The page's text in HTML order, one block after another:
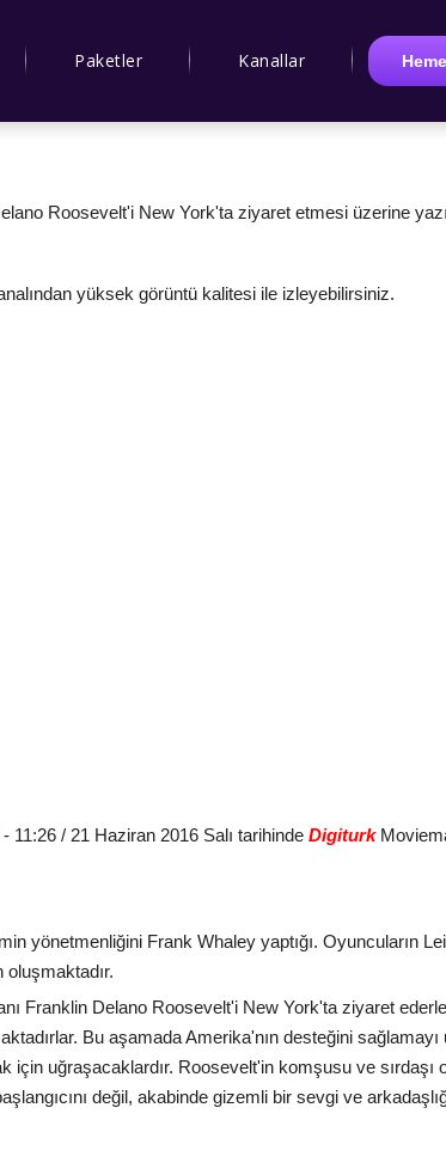
Paketler Kanallar
Roosevelt'i New York'ta ziyaret etmesi üzerine
yüksek görüntü kalitesi ile izleyebilirsiniz.
11:26 / 21 Haziran 2016 Salı tarihinde Digiturk
yönetmenliğini Frank Whaley yaptığı. Oyuncuların
Franklin Delano Roosevelt'i New York'ta ziyaret
Bu aşamada Amerika'nın desteğini sağlamayı
uğraşacaklardır. Roosevelt'in komşusu ve sırdaşı
değil, akabinde gizemli bir sevgi ve